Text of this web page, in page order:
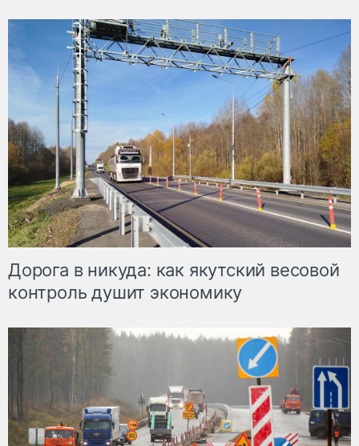
Дорога в никуда: как якутский весовой
контроль душит экономику